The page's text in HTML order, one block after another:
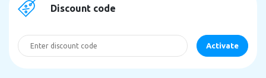
Discount code